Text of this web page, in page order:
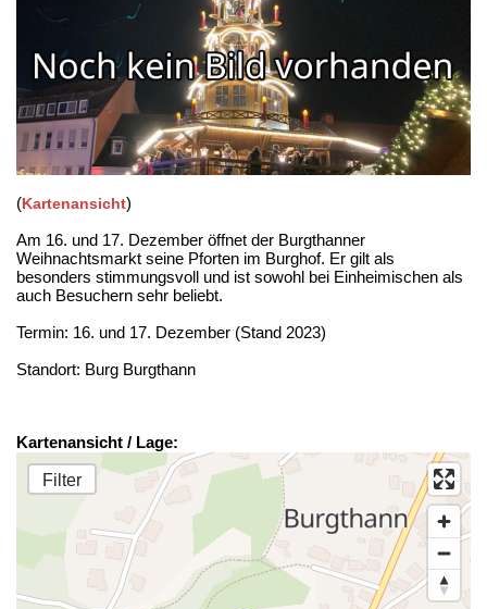
(Kartenansicht)
Am 16. und 17. Dezember öffnet der Burgthanner
Weihnachtsmarkt seine Pforten im Burghof. Er gilt als
besonders stimmungsvoll und ist sowohl bei Einheimischen als
auch Besuchern sehr beliebt.
Termin: 16. und 17. Dezember (Stand 2023)
Standort: Burg Burgthann
Kartenansicht / Lage:
Filter